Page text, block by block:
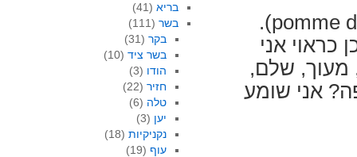
יש לי הרבה מחשבות על תפוחי אדמה (pomme de terre).
אני
מעוך, שלם,
אני שומע
בריא(41)
בשר(111)
בקר (31)
בשר ציד (10)
הודו (3)
חזיר (22)
טלה (6)
יען (3)
נקניקיות (18)
עוף (19)